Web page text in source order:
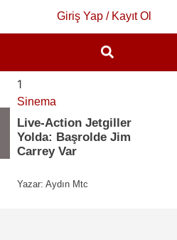
Giriş Yap / Kayıt Ol
1
Sinema
Live-Action Jetgiller
Yolda: Başrolde Jim
Carrey Var
Yazar: Aydın Mtc